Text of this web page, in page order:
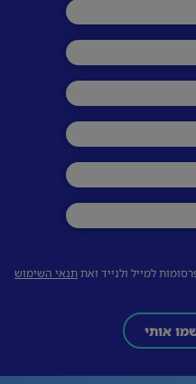
למייל ולנייד ואתתנאי השימוש
אותי